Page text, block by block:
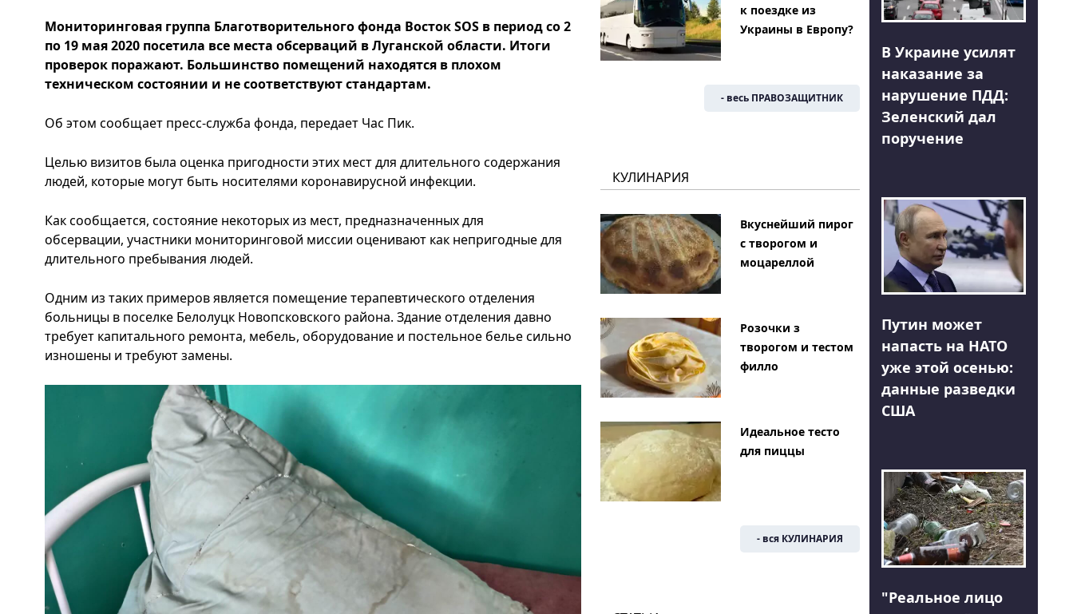
Мониторинговая группа Благотворительного фонда Восток SOS в период со 2
по 19 мая 2020 посетила все места обсерваций в Луганской области. Итоги
проверок поражают. Большинство помещений находятся в плохом
техническом состоянии и не соответствуют стандартам.
Об этом сообщает пресс-служба фонда, передает Час Пик.
Целью визитов была оценка пригодности этих мест для длительного содержания
людей, которые могут быть носителями коронавирусной инфекции.
Как сообщается, состояние некоторых из мест, предназначенных для
обсервации, участники мониторинговой миссии оценивают как непригодные для
длительного пребывания людей.
Одним из таких примеров является помещение терапевтического отделения
больницы в поселке Белолуцк Новопсковского района. Здание отделения давно
требует капитального ремонта, мебель, оборудование и постельное белье сильно
изношены и требуют замены.
к поездке из
Украины в Европу?
- весь ПРАВОЗАЩИТНИК
КУЛИНАРИЯ
Вкуснейший пирог
с творогом и
моцареллой
Розочки з
творогом и тестом
филло
Идеальное тесто
для пиццы
- вся КУЛИНАРИЯ
В Украине усилят
наказание за
нарушение ПДД:
Зеленский дал
поручение
Путин может
напасть на НАТО
уже этой осенью:
данные разведки
США
"Реальное лицо